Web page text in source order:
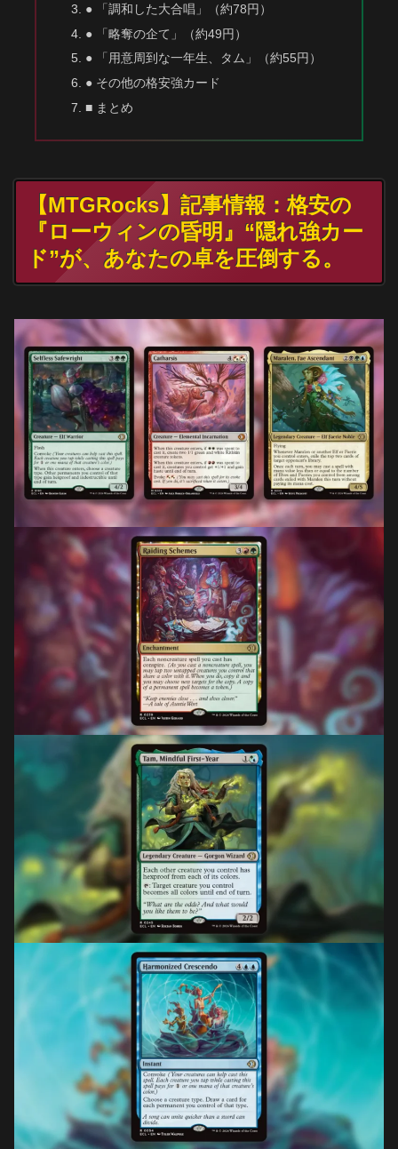
● 「調和した大合唱」（約78円）
● 「略奪の企て」（約49円）
● 「用意周到な一年生、タム」（約55円）
● その他の格安強カード
■ まとめ
【MTGRocks】記事情報：格安の
『ローウィンの昏明』“隠れ強カー
ド”が、あなたの卓を圧倒する。